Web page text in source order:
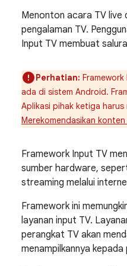
Menonton acara TV live
pengalaman TV.
Input TV membuat
Perhatian:
ada di sistem Android.
Aplikasi pihak ketiga
Merekomendasikan
Framework Input TV
sumber hardware,
streaming melalui
Framework ini
layanan input TV.
perangkat TV akan
menampilkannya kepada